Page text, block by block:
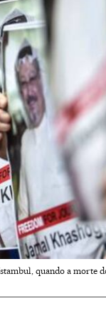
quando a morte